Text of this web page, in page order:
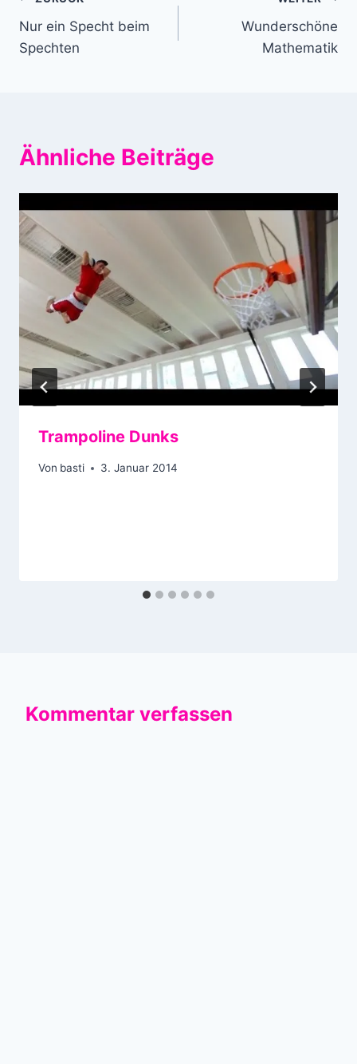
Nur ein Specht beim
Spechten
Wunderschöne
Mathematik
Ähnliche Beiträge
Trampoline Dunks
Von basti 3. Januar 2014
Kommentar verfassen